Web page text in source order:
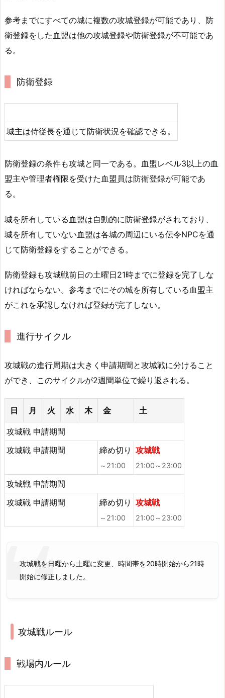
参考までにすべての城に複数の攻城登録が可能であり、防
衛登録をした血盟は他の攻城登録や防衛登録が不可能であ
る。
防衛登録
城主は侍従長を通じて防衛状況を確認できる。
防衛登録の条件も攻城と同一である。血盟レベル3以上の血
盟主や管理者権限を受けた血盟員は防衛登録が可能であ
る。
城を所有している血盟は自動的に防衛登録がされており、
城を所有していない血盟は各城の周辺にいる伝令NPCを通
じて防衛登録をすることができる。
防衛登録も攻城戦前日の土曜日21時までに登録を完了しな
ければならない。参考までにその城を所有している血盟主
がこれを承認しなければ登録が完了しない。
進行サイクル
攻城戦の進行周期は大きく申請期間と攻城戦に分けること
ができ、このサイクルが2週間単位で繰り返される。
日 月 火 水 木 金 土
攻城戦 申請期間
攻城戦 申請期間
締め切り
～21:00
攻城戦
21:00～23:00
攻城戦 申請期間
攻城戦 申請期間
締め切り
～21:00
攻城戦
21:00～23:00
攻城戦を日曜から土曜に変更、時間帯を20時開始から21時
開始に修正しました。
攻城戦ルール
戦場内ルール